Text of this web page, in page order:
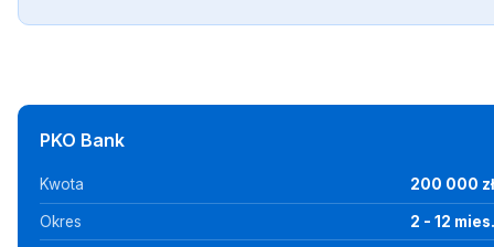
PKO Bank
Kwota 200 000 zł
Okres 2 - 12 mies.